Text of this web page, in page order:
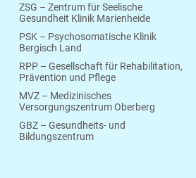
ZSG – Zentrum für Seelische
Gesundheit Klinik Marienheide
PSK – Psychosomatische Klinik
Bergisch Land
RPP – Gesellschaft für Rehabilitation,
Prävention und Pflege
MVZ – Medizinisches
Versorgungszentrum Oberberg
GBZ – Gesundheits- und
Bildungszentrum